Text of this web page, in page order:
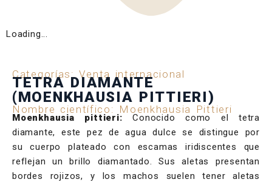
Loading...
Categorías:Venta internacional
TETRA DIAMANTE
(MOENKHAUSIA PITTIERI)
Nombre científico: Moenkhausia Pittieri
Moenkhausia pittieri: Conocido como el tetra
diamante, este pez de agua dulce se distingue por
su cuerpo plateado con escamas iridiscentes que
reflejan un brillo diamantado. Sus aletas presentan
bordes rojizos, y los machos suelen tener aletas